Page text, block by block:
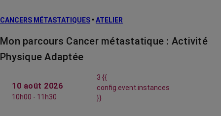
CANCERS MÉTASTATIQUES • ATELIER
Mon parcours Cancer métastatique : Activité
Physique Adaptée
10 août 2026
10h00 - 11h30
3 {{
config.event.instances
}}